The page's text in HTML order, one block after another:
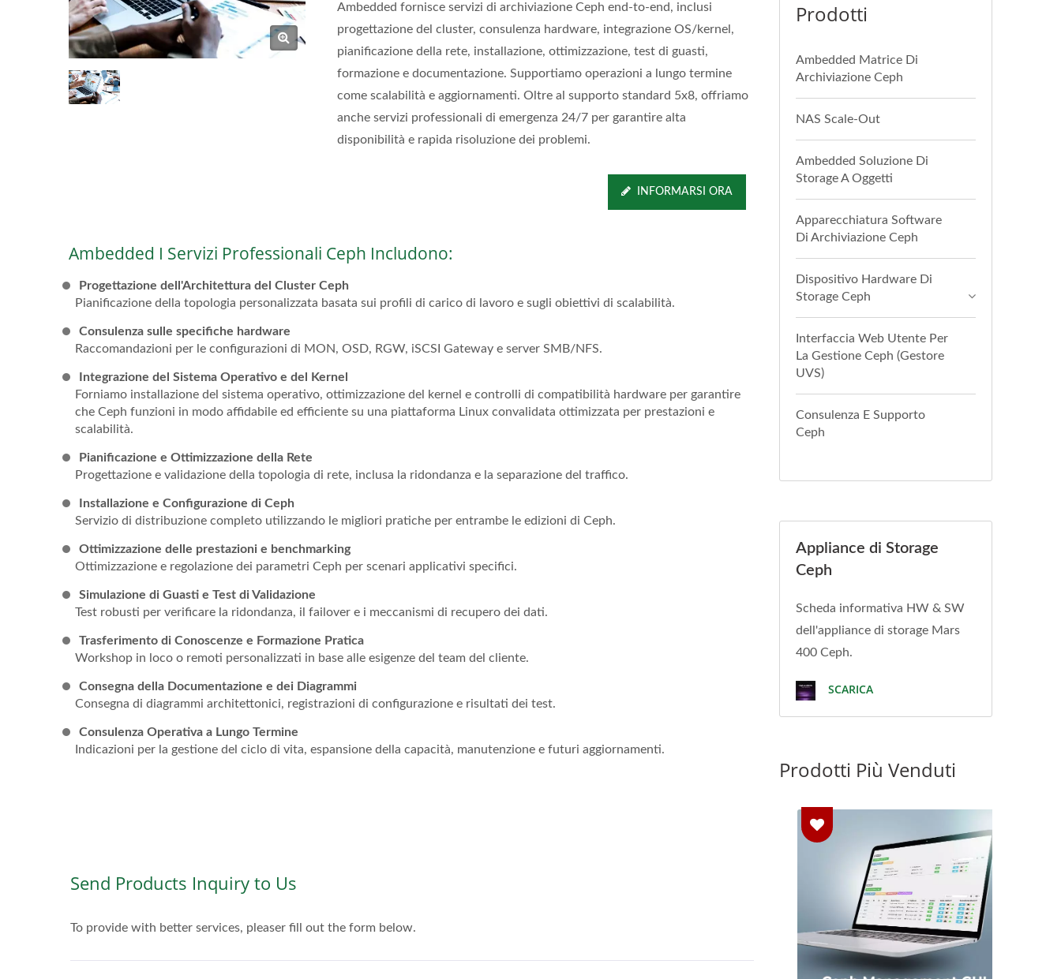
Ambedded fornisce servizi di archiviazione Ceph end-to-end, inclusi
progettazione del cluster, consulenza hardware, integrazione OS/kernel,
pianificazione della rete, installazione, ottimizzazione, test di guasti,
formazione e documentazione. Supportiamo operazioni a lungo termine
come scalabilità e aggiornamenti. Oltre al supporto standard 5x8, offriamo
anche servizi professionali di emergenza 24/7 per garantire alta
disponibilità e rapida risoluzione dei problemi.
INFORMARSI ORA
Ambedded I Servizi Professionali Ceph Includono:
Progettazione dell'Architettura del Cluster Ceph
Pianificazione della topologia personalizzata basata sui profili di carico di lavoro e sugli obiettivi di scalabilità.
Consulenza sulle specifiche hardware
Raccomandazioni per le configurazioni di MON, OSD, RGW, iSCSI Gateway e server SMB/NFS.
Integrazione del Sistema Operativo e del Kernel
Forniamo installazione del sistema operativo, ottimizzazione del kernel e controlli di compatibilità hardware per garantire
che Ceph funzioni in modo affidabile ed efficiente su una piattaforma Linux convalidata ottimizzata per prestazioni e
scalabilità.
Pianificazione e Ottimizzazione della Rete
Progettazione e validazione della topologia di rete, inclusa la ridondanza e la separazione del traffico.
Installazione e Configurazione di Ceph
Servizio di distribuzione completo utilizzando le migliori pratiche per entrambe le edizioni di Ceph.
Ottimizzazione delle prestazioni e benchmarking
Ottimizzazione e regolazione dei parametri Ceph per scenari applicativi specifici.
Simulazione di Guasti e Test di Validazione
Test robusti per verificare la ridondanza, il failover e i meccanismi di recupero dei dati.
Trasferimento di Conoscenze e Formazione Pratica
Workshop in loco o remoti personalizzati in base alle esigenze del team del cliente.
Consegna della Documentazione e dei Diagrammi
Consegna di diagrammi architettonici, registrazioni di configurazione e risultati dei test.
Consulenza Operativa a Lungo Termine
Indicazioni per la gestione del ciclo di vita, espansione della capacità, manutenzione e futuri aggiornamenti.
Prodotti
Ambedded Matrice Di
Archiviazione Ceph
NAS Scale-Out
Ambedded Soluzione Di
Storage A Oggetti
Apparecchiatura Software
Di Archiviazione Ceph
Dispositivo Hardware Di
Storage Ceph
Interfaccia Web Utente Per
La Gestione Ceph (Gestore
UVS)
Consulenza E Supporto
Ceph
Appliance di Storage
Ceph
Scheda informativa HW & SW
dell'appliance di storage Mars
400 Ceph.
SCARICA
Prodotti Più Venduti